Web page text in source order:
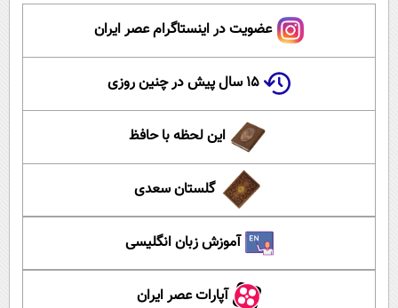
عضویت در اینستاگرام عصر ایران
۱۵ سال پیش در چنین روزی
این لحظه با حافظ
گلستان سعدی
آموزش زبان انگلیسی
آپارات عصر ایران